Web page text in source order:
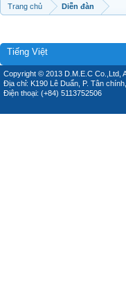
Trang chủ Diễn đàn
Tiếng Việt
Copyright © 2013 D.M.E.C Co.,Ltd,
Địa chỉ: K190 Lê Duẩn, P. Tân
Điện thoại: (+84) 5113752506